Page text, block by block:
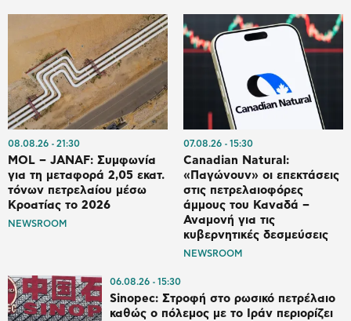
08.08.26 21:30
MOL – JANAF: Συμφωνία
για τη μεταφορά 2,05 εκατ.
τόνων πετρελαίου μέσω
Κροατίας το 2026
NEWSROOM
07.08.26 15:30
Canadian Natural:
«Παγώνουν» οι επεκτάσεις
στις πετρελαιοφόρες
άμμους του Καναδά –
Αναμονή για τις
κυβερνητικές δεσμεύσεις
NEWSROOM
06.08.26 15:30
Sinopec: Στροφή στο ρωσικό πετρέλαιο
καθώς ο πόλεμος με το Ιράν περιορίζει